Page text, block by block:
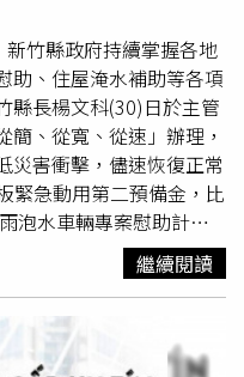
竹縣政府持續掌握各地
助、住屋淹水補助等各項
縣長楊文科(30)日於主管
、從寬、從速」辦理，
災害衝擊，儘速恢復正常
緊急動用第二預備金，比
泡水車輛專案慰助計
與家庭不可或缺的謀生工
泡水，縣府團隊感同身
打破既往僅補助住屋淹水
利效益下，特別針對本次
災縣民能盡速修復車輛、
繼續閱讀